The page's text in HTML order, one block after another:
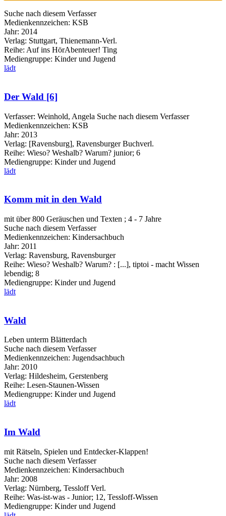
Suche nach diesem Verfasser
Medienkennzeichen: KSB
Jahr: 2014
Verlag: Stuttgart, Thienemann-Verl.
Reihe: Auf ins HörAbenteuer! Ting
Mediengruppe: Kinder und Jugend
lädt
Der Wald [6]
Verfasser: Weinhold, Angela Suche nach diesem Verfasser
Medienkennzeichen: KSB
Jahr: 2013
Verlag: [Ravensburg], Ravensburger Buchverl.
Reihe: Wieso? Weshalb? Warum? junior; 6
Mediengruppe: Kinder und Jugend
lädt
Komm mit in den Wald
mit über 800 Geräuschen und Texten ; 4 - 7 Jahre
Suche nach diesem Verfasser
Medienkennzeichen: Kindersachbuch
Jahr: 2011
Verlag: Ravensburg, Ravensburger
Reihe: Wieso? Weshalb? Warum? : [...], tiptoi - macht Wissen
lebendig; 8
Mediengruppe: Kinder und Jugend
lädt
Wald
Leben unterm Blätterdach
Suche nach diesem Verfasser
Medienkennzeichen: Jugendsachbuch
Jahr: 2010
Verlag: Hildesheim, Gerstenberg
Reihe: Lesen-Staunen-Wissen
Mediengruppe: Kinder und Jugend
lädt
Im Wald
mit Rätseln, Spielen und Entdecker-Klappen!
Suche nach diesem Verfasser
Medienkennzeichen: Kindersachbuch
Jahr: 2008
Verlag: Nürnberg, Tessloff Verl.
Reihe: Was-ist-was - Junior; 12, Tessloff-Wissen
Mediengruppe: Kinder und Jugend